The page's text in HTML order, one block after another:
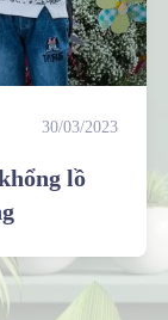
30/03/2023
lồ